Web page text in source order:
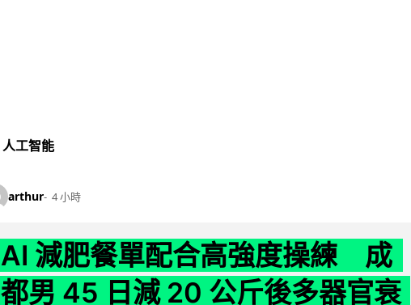
人工智能
arthur 4 小時
AI 減肥餐單配合高強度操練 成
都男 45 日減 20 公斤後多器官衰